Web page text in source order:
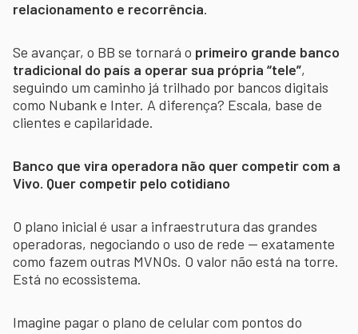
relacionamento e recorrência.
Se avançar, o BB se tornará o primeiro grande banco
tradicional do país a operar sua própria “tele”,
seguindo um caminho já trilhado por bancos digitais
como Nubank e Inter. A diferença? Escala, base de
clientes e capilaridade.
Banco que vira operadora não quer competir com a
Vivo. Quer competir pelo cotidiano
O plano inicial é usar a infraestrutura das grandes
operadoras, negociando o uso de rede — exatamente
como fazem outras MVNOs. O valor não está na torre.
Está no ecossistema.
Imagine pagar o plano de celular com pontos do